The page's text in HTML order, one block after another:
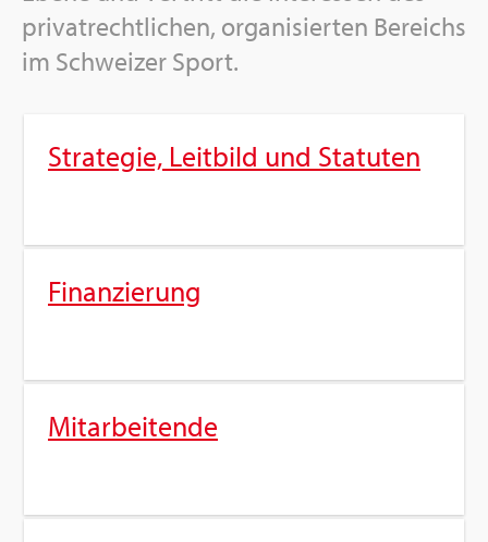
pri­vat­recht­li­chen, or­ga­ni­sier­ten Be­reichs
im Schwei­zer Sport.
Stra­te­gie, Leit­bild und Sta­tu­ten
Fi­nan­zie­rung
Mit­ar­bei­ten­de